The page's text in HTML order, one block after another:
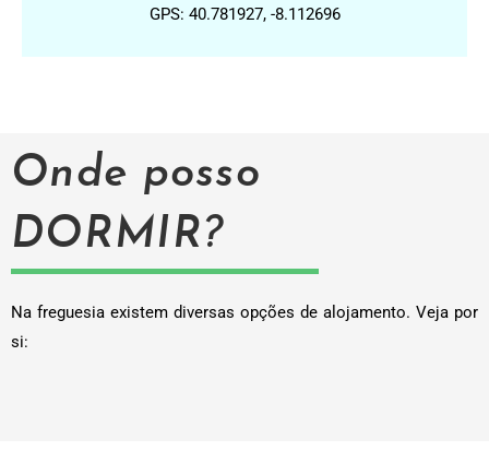
GPS: 40.781927, -8.112696
Onde posso
DORMIR?
Na freguesia existem diversas opções de alojamento. Veja por
si: